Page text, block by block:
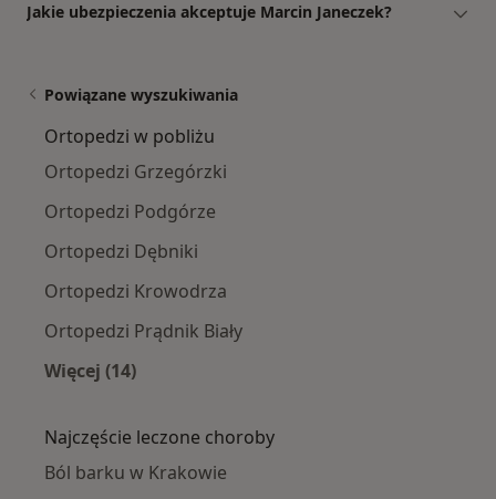
Jakie ubezpieczenia akceptuje Marcin Janeczek?
Powiązane wyszukiwania
Ortopedzi w pobliżu
Ortopedzi Grzegórzki
Ortopedzi Podgórze
Ortopedzi Dębniki
Ortopedzi Krowodrza
Ortopedzi Prądnik Biały
Więcej (14)
Najczęście leczone choroby
Ból barku w Krakowie